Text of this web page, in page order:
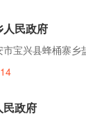
民政府
宝兴县蜂桶寨
民政府